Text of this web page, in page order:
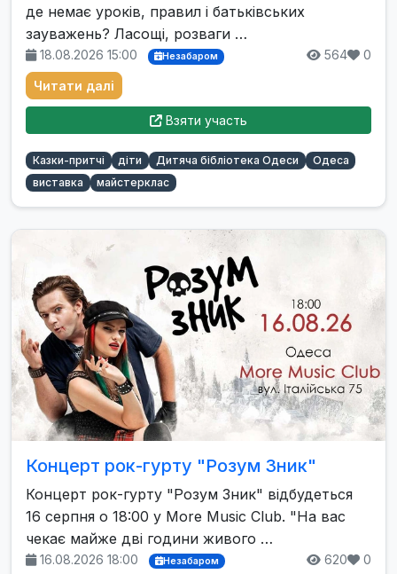
де немає уроків, правил і батьківських
зауважень? Ласощі, розваги …
18.08.2026 15:00 Незабаром 564 0
Читати далі
Взяти участь
Казки-притчі діти Дитяча бібліотека Одеси
Одеса
виставка
майстерклас
Концерт рок-гурту "Розум Зник"
Концерт рок-гурту "Розум Зник" відбудеться
16 серпня о 18:00 у More Music Club. "На вас
чекає майже дві години живого …
16.08.2026 18:00 Незабаром 620 0